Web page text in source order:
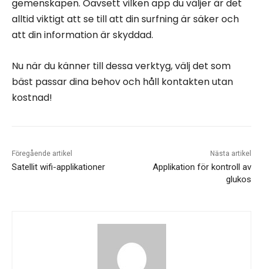
gemenskapen. Oavsett vilken app du väljer är det
alltid viktigt att se till att din surfning är säker och
att din information är skyddad.
Nu när du känner till dessa verktyg, välj det som
bäst passar dina behov och håll kontakten utan
kostnad!
Föregående artikel
Satellit wifi-applikationer
Nästa artikel
Applikation för kontroll av
glukos